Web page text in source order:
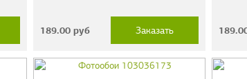
189.00руб Заказать